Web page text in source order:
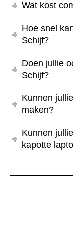
Wat kost
Hoe snel
Schijf?
Doen jullie
Schijf?
Kunnen
maken?
Kunnen
kapotte